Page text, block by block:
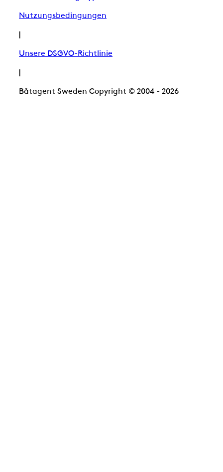
Nutzungsbedingungen
|
Unsere DSGVO-Richtlinie
|
Båtagent Sweden Copyright © 2004 - 2026